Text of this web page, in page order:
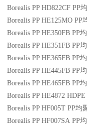
Borealis PP HD822CF PP
Borealis PP HE125MO PP
Borealis PP HE350FB PP
Borealis PP HE351FB PP
Borealis PP HE365FB PP
Borealis PP HE445FB PP
Borealis PP HE465FB PP
Borealis PP HE4872 HDPE
Borealis PP HF005T PP均
Borealis PP HF007SA PP